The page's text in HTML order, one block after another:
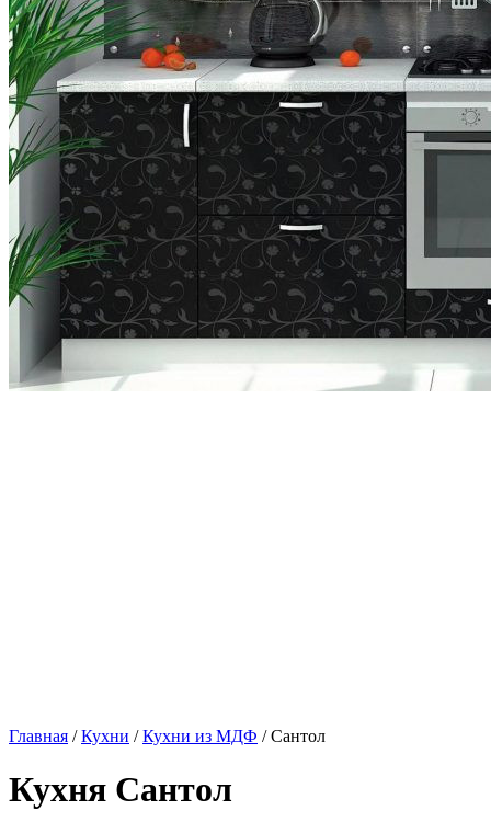
Главная /Кухни /Кухни из МДФ / Сантол
Кухня Сантол